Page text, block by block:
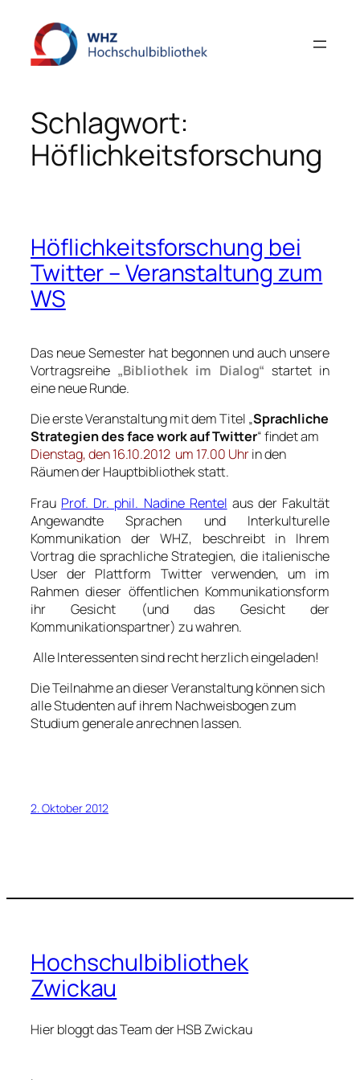
Inhalt
springen
Schlagwort:
Höflichkeitsforschung
Höflichkeitsforschung bei
Twitter – Veranstaltung zum
WS
Das neue Semester hat begonnen und auch unsere
Vortragsreihe „Bibliothek im Dialog“ startet in
eine neue Runde.
Die erste Veranstaltung mit dem Titel „Sprachliche
Strategien des face work auf Twitter“ findet am
Dienstag, den 16.10.2012 um 17.00 Uhrin den
Räumen der Hauptbibliothek statt.
Frau Prof. Dr. phil. Nadine Rentel aus der Fakultät
Angewandte Sprachen und Interkulturelle
Kommunikation der WHZ, beschreibt in Ihrem
Vortrag die sprachliche Strategien, die italienische
User der Plattform Twitter verwenden, um im
Rahmen dieser öffentlichen Kommunikationsform
ihr Gesicht (und das Gesicht der
Kommunikationspartner) zu wahren.
Alle Interessenten sind recht herzlich eingeladen!
Die Teilnahme an dieser Veranstaltung können sich
alle Studenten auf ihrem Nachweisbogen zum
Studium generale anrechnen lassen.
2. Oktober 2012
Hochschulbibliothek
Zwickau
Hier bloggt das Team der HSB Zwickau